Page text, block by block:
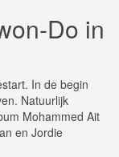
Do in
In de begin
Natuurlijk
Mohammed Ait
en Jordie